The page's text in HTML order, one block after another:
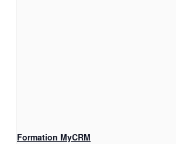
Formation MyCRM